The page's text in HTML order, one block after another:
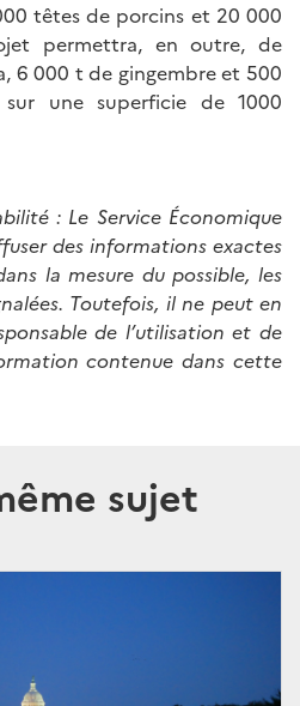
têtes de porcins et 20 000
permettra, en outre, de
6 000 t de gingembre et 500
une superficie de 1000
: Le Service Économique
des informations exactes
la mesure du possible, les
Toutefois, il ne peut en
de l’utilisation et de
contenue dans cette
sujet